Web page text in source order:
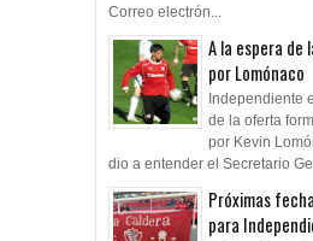
Correo electrón...
A la espera
por Lomónaco
Independiente
de la oferta
por Kevin
dio a entender el Secretario
Próximas
para